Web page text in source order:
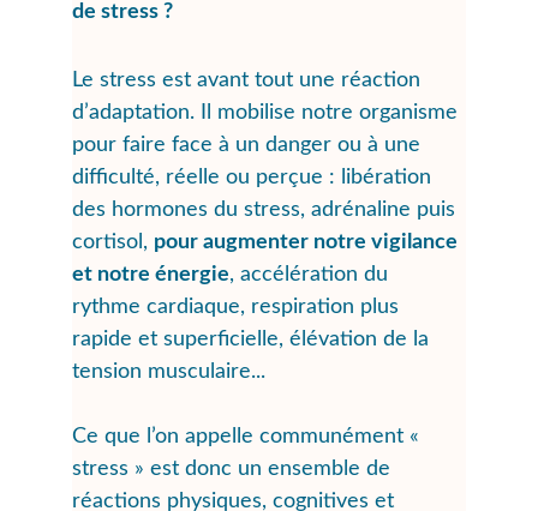
de stress ?
Le stress est avant tout une réaction
d’adaptation. Il mobilise notre organisme
pour faire face à un danger ou à une
difficulté, réelle ou perçue : libération
des hormones du stress, adrénaline puis
cortisol, pour augmenter notre vigilance
et notre énergie, accélération du
rythme cardiaque, respiration plus
rapide et superficielle, élévation de la
tension musculaire...
Ce que l’on appelle communément «
stress » est donc un ensemble de
réactions physiques, cognitives et